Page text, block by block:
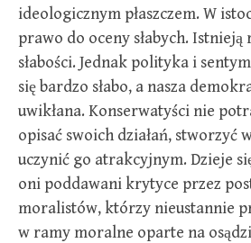
ideologicznym płaszczem. W
prawo do oceny słabych. Istnieją
słabości. Jednak polityka i
się bardzo słabo, a nasza
uwikłana. Konserwatyści nie
opisać swoich działań, stworzyć
uczynić go atrakcyjnym. Dzieje
oni poddawani krytyce przez
moralistów, którzy nieustannie
w ramy moralne oparte na